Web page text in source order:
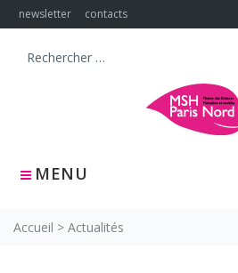
Skip
to
newsletter contacts
MENU
Search
Accueil > Actualités